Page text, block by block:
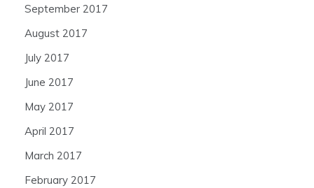
September 2017
August 2017
July 2017
June 2017
May 2017
April 2017
March 2017
February 2017